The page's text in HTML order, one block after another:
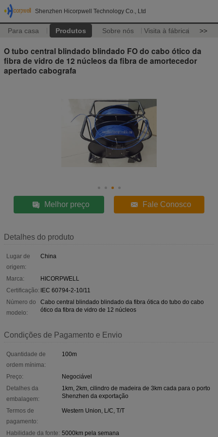
Shenzhen Hicorpwell Technology Co., Ltd
Para casa Produtos Sobre nós Visita à fábrica >>
O tubo central blindado blindado FO do cabo ótico da
fibra de vidro de 12 núcleos da fibra de amortecedor
apertado cabografa
Melhor preço Fale Conosco
Detalhes do produto
Lugar de
origem:
China
Marca:
HICORPWELL
Certificação: IEC 60794-2-10/11
Número do
modelo:
Cabo central blindado blindado da fibra ótica do tubo do cabo
ótico da fibra de vidro de 12 núcleos
Condições de Pagamento e Envio
Quantidade de
ordem mínima:
100m
Preço:
Negociável
Detalhes da
embalagem:
1km, 2km, cilindro de madeira de 3km cada para o porto
Shenzhen da exportação
Termos de
pagamento:
Western Union, L/C, T/T
Habilidade da fonte: 5000km pela semana